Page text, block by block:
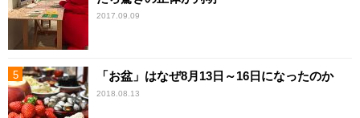
2017.09.09
「お盆」はなぜ8月13日～16日になったのか
2018.08.13